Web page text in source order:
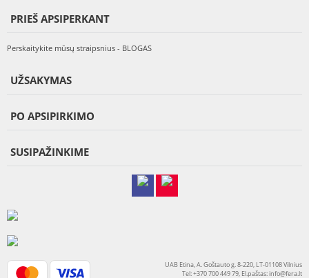
PRIEŠ APSIPERKANT
Perskaitykite mūsų straipsnius - BLOGAS
UŽSAKYMAS
PO APSIPIRKIMO
SUSIPAŽINKIME
UAB Etina, A. Goštauto g. 8-220, LT-01108 Vilnius
Tel: +370 700 449 79, El.paštas:info@fera.lt